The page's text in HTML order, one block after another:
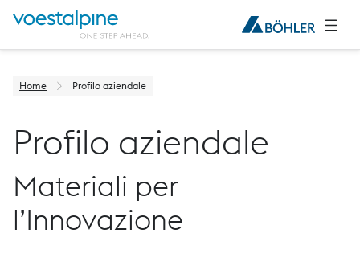
Home Profilo aziendale
Profilo aziendale
Materiali per
l’Innovazione